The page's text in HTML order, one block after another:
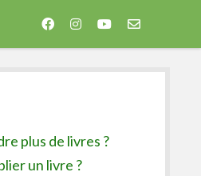
facebookinstagram
youtubeemail-
plus de livres ?
un livre ?